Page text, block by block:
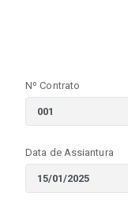
Nº Contrato
Data de Assiantura